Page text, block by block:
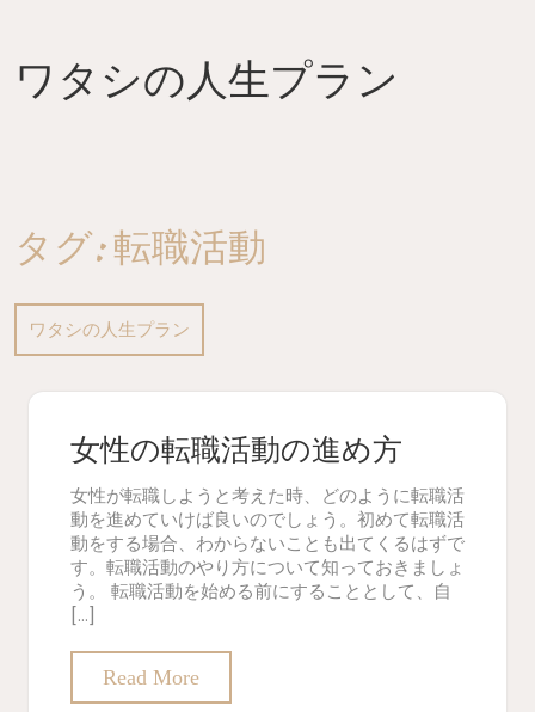
ワタシの人生プラン
タグ:転職活動
ワタシの人生プラン
女性の転職活動の進め方
女性が転職しようと考えた時、どのように転職活
動を進めていけば良いのでしょう。初めて転職活
動をする場合、わからないことも出てくるはずで
す。転職活動のやり方について知っておきましょ
う。 転職活動を始める前にすることとして、自
[…]
Read More